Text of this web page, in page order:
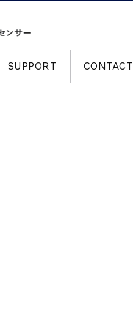
SUPPORT CONTACT